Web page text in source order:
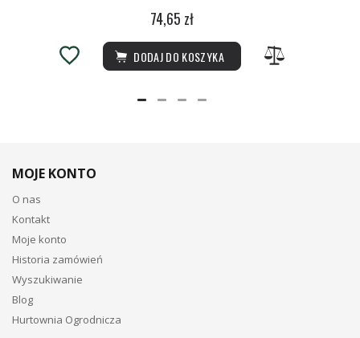
74,65 zł
DODAJ DO KOSZYKA
MOJE KONTO
O nas
Kontakt
Moje konto
Historia zamówień
Wyszukiwanie
Blog
Hurtownia Ogrodnicza